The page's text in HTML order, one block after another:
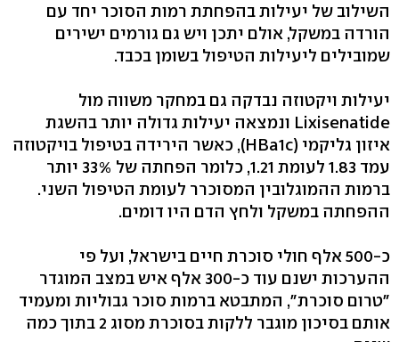
השילוב של יעילות בהפחתת רמות הסוכר יחד עם
הורדה במשקל, אולם יתכן ויש גם גורמים ישירים
שמובילים ליעילות הטיפול בשומן בכבד.
יעילות ויקטוזה נבדקה גם במחקר משווה מול
Lixisenatide ונמצאה יעילות גדולה יותר בהשגת
איזון גליקמי (HBa1c), כאשר הירידה בטיפול בויקטוזה
עמד 1.83 לעומת 1.21, כלומר הפחתה של 33% יותר
ברמות ההמוגלובין המסוכרר לעומת הטיפול השני.
ההפחתה במשקל ולחץ הדם היו דומים.
כ-500 אלף חולי סוכרת חיים בישראל, ועל פי
ההערכות ישנם עוד כ-300 אלף איש במצב המוגדר
"טרום סוכרת", המתבטא ברמות סוכר גבוליות ומעמיד
אותם בסיכון מוגבר ללקות בסוכרת מסוג 2 בתוך כמה